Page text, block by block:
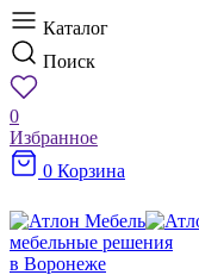
Каталог
Поиск
0
Избранное
0 Корзина
мебельные решения
в Воронеже